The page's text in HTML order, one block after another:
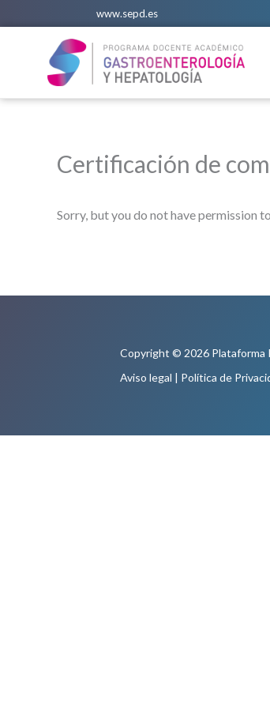
contenido
www.sepd.es
Certificación de
Sorry, but you do not have permission
Copyright © 2026 Plataforma
Aviso legal | Política de